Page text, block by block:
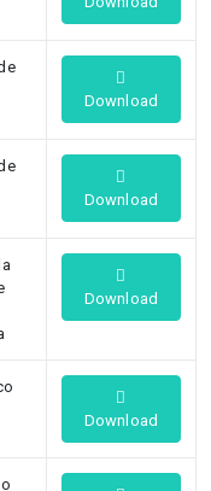
Download
Download
Download
Download